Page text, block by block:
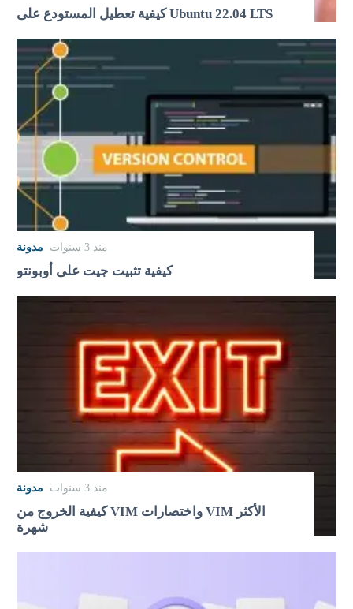
كيفية تعطيل المستودع على Ubuntu 22.04 LTS
مدونة منذ 3 سنوات
كيفية تثبيت جيت على أوبونتو
مدونة منذ 3 سنوات
كيفية الخروج من VIM واختصارات VIM الأكثر
شهرة